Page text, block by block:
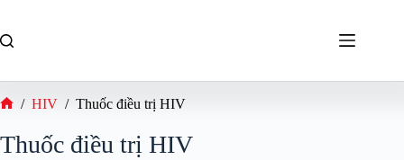
phần
chủ
/ HIV / Thuốc điều trị HIV
Thuốc điều trị HIV